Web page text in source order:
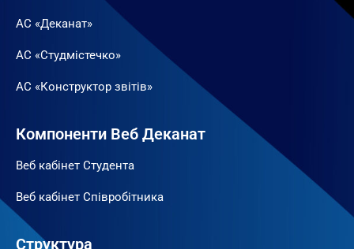
АС «Деканат»
АС «Студмістечко»
АС «Конструктор звітів»
Компоненти Веб Деканат
Веб кабінет Студента
Веб кабінет Співробітника
Структура